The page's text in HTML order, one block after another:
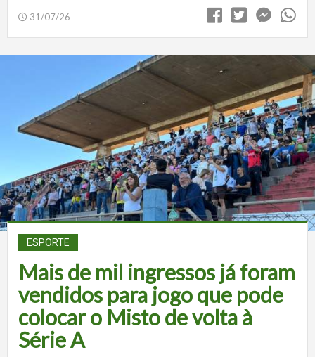
31/07/26
ESPORTE
Mais de mil ingressos já foram
vendidos para jogo que pode
colocar o Misto de volta à
Série A